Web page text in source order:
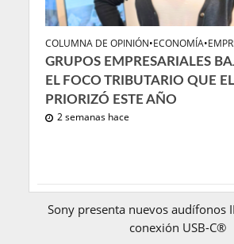
COLUMNA DE OPINIÓN•ECONOMÍA•
GRUPOS EMPRESARIALES
EL FOCO TRIBUTARIO QUE EL
PRIORIZÓ ESTE AÑO
2 semanas hace
Sony presenta nuevos audífonos
conexión USB-C®